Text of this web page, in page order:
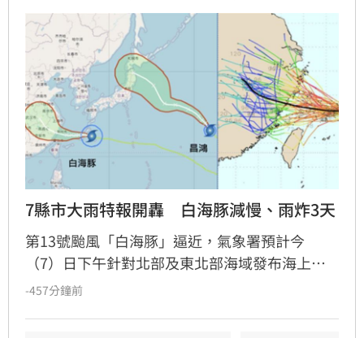
7縣市大雨特報開轟　白海豚減慢、雨炸3天
第13號颱風「白海豚」逼近，氣象署預計今
（7）日下午針對北部及東北部海域發布海上警
報。受外圍環流影響，明（8）日起至10日上半
-457分鐘前